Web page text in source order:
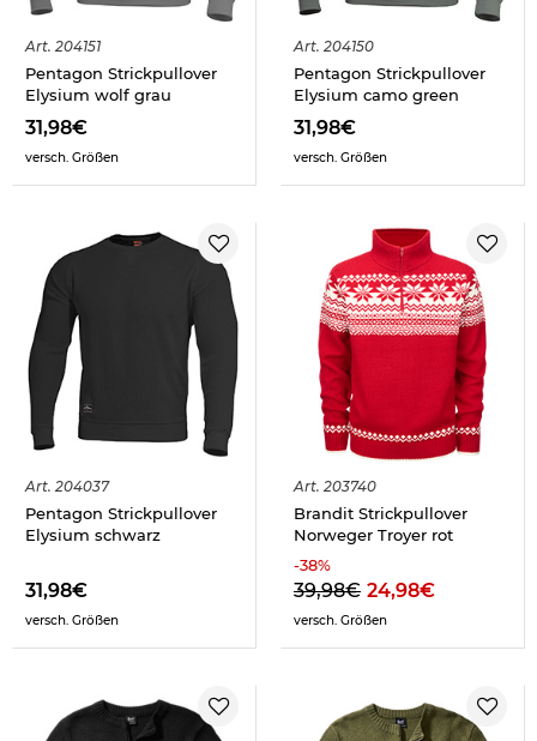
Art. 204151
Pentagon Strickpullover
Elysium wolf grau
31,98€
versch. Größen
Art. 204150
Pentagon Strickpullover
Elysium camo green
31,98€
versch. Größen
Art. 204037
Pentagon Strickpullover
Elysium schwarz
31,98€
versch. Größen
Art. 203740
Brandit Strickpullover
Norweger Troyer rot
-38%
39,98€ 24,98€
versch. Größen